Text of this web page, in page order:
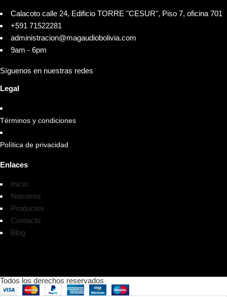
Calacoto calle 24, Edificio TORRE "CESUR", Piso 7, oficina 701
+591 71522281
administracion@magaudiobolivia.com
9am - 6pm
Síguenos en nuestras redes
Legal
Términos y condiciones
Política de privacidad
Enlaces
Inicio
Nosotros
Productos
Contacto
Blog
Todos los derechos reservados